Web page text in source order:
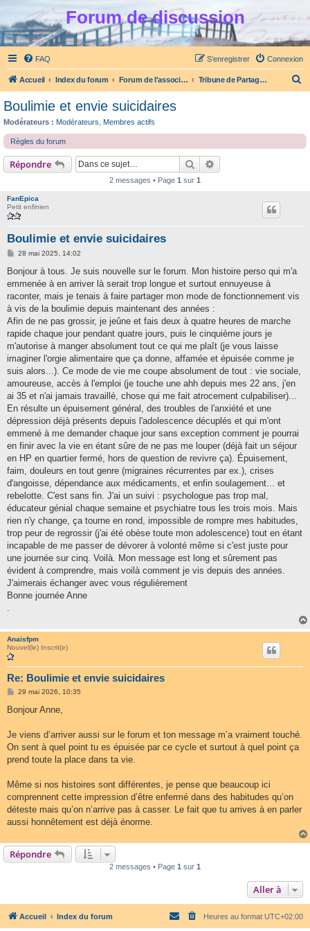
Forum de discussion
FAQ Connexion
S’enregistrer
Accueil Index du forum Forum de l'association Partage et Ecoute Tribune de Partage et Ecoute
e
Boulimie et envie suicidaires
Modérateurs : Modérateurs Membres actifs
Règles du forum
Répondre Rechercher
2 messages • Page 1 sur 1
FanEpica
Petit enfinien
Boulimie et envie suicidaires
M
s
a
g
28 mai 2025, 14:02
Bonjour à tous. Je suis nouvelle sur le forum. Mon histoire perso qui m'a
emmenée à en arriver là serait trop longue et surtout ennuyeuse à
raconter, mais je tenais à faire partager mon mode de fonctionnement vis
à vis de la boulimie depuis maintenant des années :
Afin de ne pas grossir, je jeûne et fais deux à quatre heures de marche
rapide chaque jour pendant quatre jours, puis le cinquième jours je
m'autorise à manger absolument tout ce qui me plaît (je vous laisse
imaginer l'orgie alimentaire que ça donne, affamée et épuisée comme je
suis alors...). Ce mode de vie me coupe absolument de tout : vie sociale,
amoureuse, accès à l'emploi (je touche une ahh depuis mes 22 ans, j'en
ai 35 et n'ai jamais travaillé, chose qui me fait atrocement culpabiliser)...
En résulte un épuisement général, des troubles de l'anxiété et une
dépression déjà présents depuis l'adolescence décuplés et qui m'ont
emmené à me demander chaque jour sans exception comment je pourrai
en finir avec la vie en étant sûre de ne pas me louper (déjà fait un séjour
en HP en quartier fermé, hors de question de revivre ça). Épuisement,
faim, douleurs en tout genre (migraines récurrentes par ex.), crises
d'angoisse, dépendance aux médicaments, et enfin soulagement... et
rebelotte. C'est sans fin. J'ai un suivi : psychologue pas trop mal,
éducateur génial chaque semaine et psychiatre tous les trois mois. Mais
rien n'y change, ça tourne en rond, impossible de rompre mes habitudes,
trop peur de regrossir (j'ai été obèse toute mon adolescence) tout en étant
incapable de me passer de dévorer à volonté même si c'est juste pour
une journée sur cinq. Voilà. Mon message est long et sûrement pas
évident à comprendre, mais voilà comment je vis depuis des années.
J'aimerais échanger avec vous régulièrement
Bonne journée Anne
.
Anaisfpm
Nouvel(le) Inscrit(e)
Re: Boulimie et envie suicidaires
M
s
g
29 mai 2026, 10:35
Bonjour Anne,
Je viens d’arriver aussi sur le forum et ton message m’a vraiment touché.
On sent à quel point tu es épuisée par ce cycle et surtout à quel point ça
prend toute la place dans ta vie.
Même si nos histoires sont différentes, je pense que beaucoup ici
comprennent cette impression d’être enfermé dans des habitudes qu’on
déteste mais qu’on n’arrive pas à casser. Le fait que tu arrives à en parler
aussi honnêtement est déjà énorme.
Répondre
2 messages • Page 1 sur 1
Aller à
Accueil Index du forum Heures au format UTC+02:00